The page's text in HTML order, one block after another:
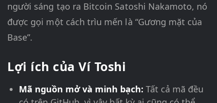
người sáng tạo ra Bitcoin Satoshi Nakamoto, nó
được gọi một cách trìu mến là “Gương mặt của
Base”.
Lợi ích của Ví Toshi
Mã nguồn mở và minh bạch: Tất cả mã đều